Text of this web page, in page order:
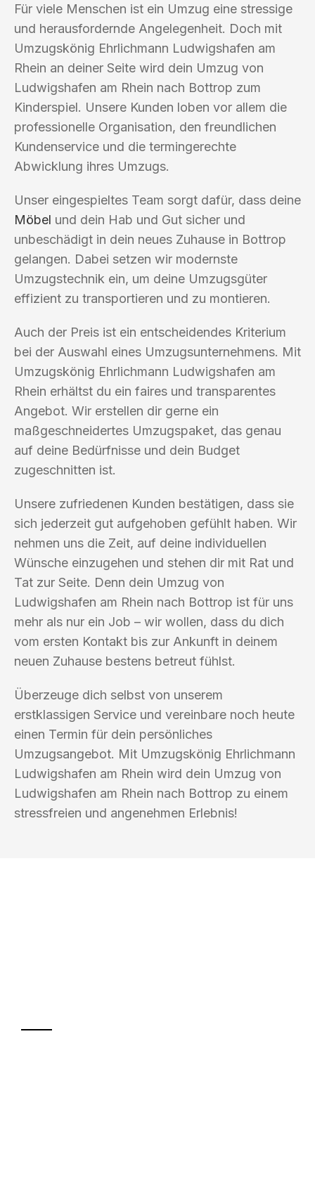
Für viele Menschen ist ein Umzug eine stressige
und herausfordernde Angelegenheit. Doch mit
Umzugskönig Ehrlichmann Ludwigshafen am
Rhein an deiner Seite wird dein Umzug von
Ludwigshafen am Rhein nach Bottrop zum
Kinderspiel. Unsere Kunden loben vor allem die
professionelle Organisation, den freundlichen
Kundenservice und die termingerechte
Abwicklung ihres Umzugs.
Unser eingespieltes Team sorgt dafür, dass deine
Möbel und dein Hab und Gut sicher und
unbeschädigt in dein neues Zuhause in Bottrop
gelangen. Dabei setzen wir modernste
Umzugstechnik ein, um deine Umzugsgüter
effizient zu transportieren und zu montieren.
Auch der Preis ist ein entscheidendes Kriterium
bei der Auswahl eines Umzugsunternehmens. Mit
Umzugskönig Ehrlichmann Ludwigshafen am
Rhein erhältst du ein faires und transparentes
Angebot. Wir erstellen dir gerne ein
maßgeschneidertes Umzugspaket, das genau
auf deine Bedürfnisse und dein Budget
zugeschnitten ist.
Unsere zufriedenen Kunden bestätigen, dass sie
sich jederzeit gut aufgehoben gefühlt haben. Wir
nehmen uns die Zeit, auf deine individuellen
Wünsche einzugehen und stehen dir mit Rat und
Tat zur Seite. Denn dein Umzug von
Ludwigshafen am Rhein nach Bottrop ist für uns
mehr als nur ein Job – wir wollen, dass du dich
vom ersten Kontakt bis zur Ankunft in deinem
neuen Zuhause bestens betreut fühlst.
Überzeuge dich selbst von unserem
erstklassigen Service und vereinbare noch heute
einen Termin für dein persönliches
Umzugsangebot. Mit Umzugskönig Ehrlichmann
Ludwigshafen am Rhein wird dein Umzug von
Ludwigshafen am Rhein nach Bottrop zu einem
stressfreien und angenehmen Erlebnis!